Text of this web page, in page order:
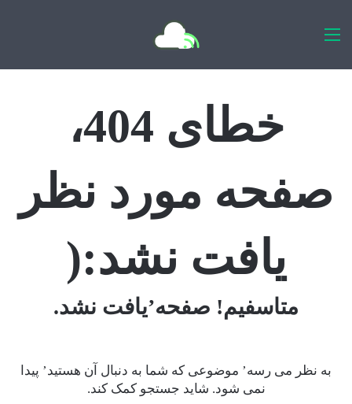
خطای 404،
صفحه مورد نظر
یافت نشد:(
متاسفیم! صفحه’یافت نشد.
به نظر می رسه’ موضوعی که شما به دنبال آن هستید’ پیدا
نمی شود. شاید جستجو کمک کند.